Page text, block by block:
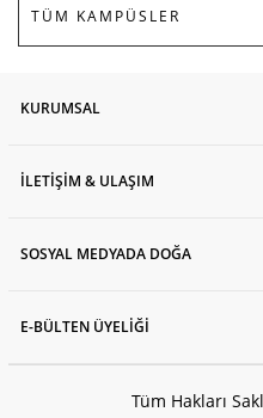
KURUMSAL
İLETİŞİM & ULAŞIM
SOSYAL MEDYADA DOĞA
E-BÜLTEN ÜYELİĞİ
Tüm Hakları